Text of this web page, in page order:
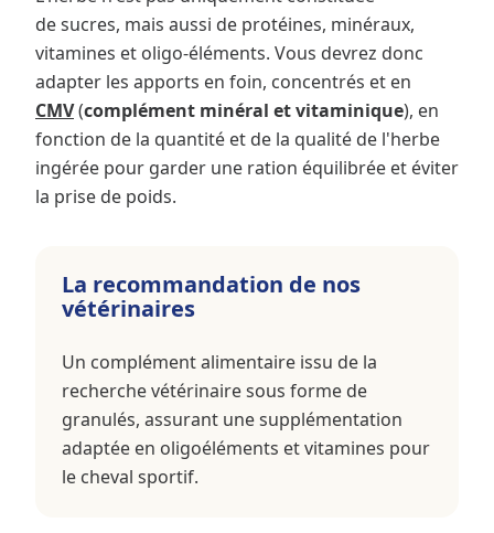
de sucres, mais aussi de protéines, minéraux,
vitamines et oligo-éléments. Vous devrez donc
adapter les apports en foin, concentrés et en
CMV(complément minéral et vitaminique), en
fonction de la quantité et de la qualité de l'herbe
ingérée pour garder une ration équilibrée et éviter
la prise de poids.
La recommandation de nos
vétérinaires
Un complément alimentaire issu de la
recherche vétérinaire sous forme de
granulés, assurant une supplémentation
adaptée en oligoéléments et vitamines pour
le cheval sportif.